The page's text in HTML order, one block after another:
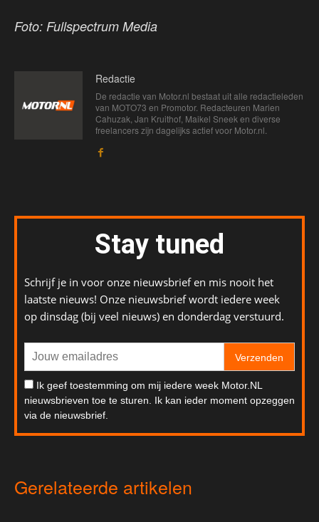
Foto: Fullspectrum Media
Redactie
De redactie van Motor.nl bestaat uit alle redactieleden
van MOTO73 en Promotor. Redacteuren Marien
Cahuzak, Jan Kruithof, Maikel Sneek en diverse
freelancers zijn dagelijks actief voor Motor.nl.
Stay tuned
Schrijf je in voor onze nieuwsbrief en mis nooit het
laatste nieuws! Onze nieuwsbrief wordt iedere week
op dinsdag (bij veel nieuws) en donderdag verstuurd.
Verzenden
Ik geef toestemming om mij iedere week Motor.NL
nieuwsbrieven toe te sturen. Ik kan ieder moment opzeggen
via de nieuwsbrief.
Gerelateerde artikelen